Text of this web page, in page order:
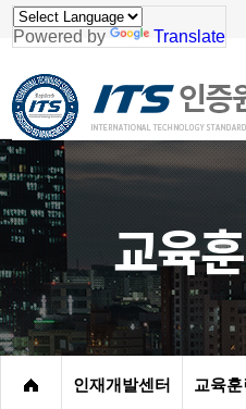
Powered by Translate
교육
인재개발센터 교육